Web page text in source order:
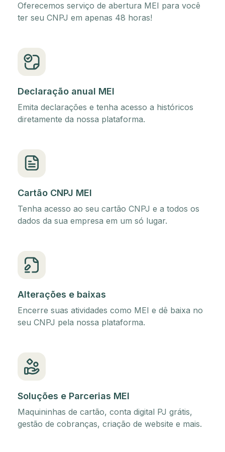
Oferecemos serviço de abertura MEI para você
ter seu CNPJ em apenas 48 horas!
Declaração anual MEI
Emita declarações e tenha acesso a históricos
diretamente da nossa plataforma.
Cartão CNPJ MEI
Tenha acesso ao seu cartão CNPJ e a todos os
dados da sua empresa em um só lugar.
Alterações e baixas
Encerre suas atividades como MEI e dê baixa no
seu CNPJ pela nossa plataforma.
Soluções e Parcerias MEI
Maquininhas de cartão, conta digital PJ grátis,
gestão de cobranças, criação de website e mais.